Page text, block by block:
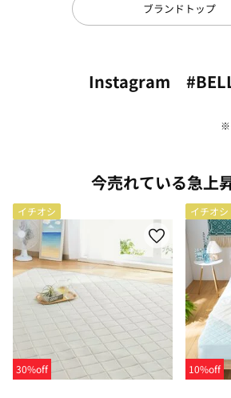
ブランドトップ
Instagram
※
今売れている急上
イチオシ
30%off
イチオシ
10%off